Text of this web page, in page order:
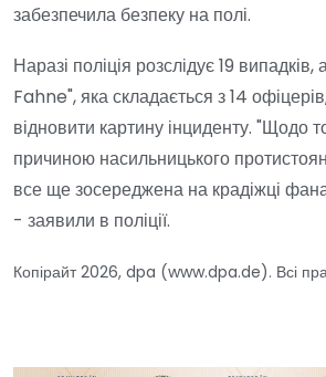
забезпечила безпеку на полі.
Наразі поліція розслідує 19 випадків,
Fahne", яка складається з 14
відновити картину інциденту. "Щодо
причиною насильницького
все ще зосереджена на крадіжці
- заявили в поліції.
Копірайт 2026, dpa (www.dpa.de). Всі